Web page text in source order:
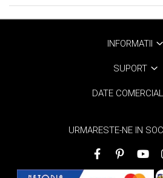
INFORMATII
SUPORT
DATE
URMARESTE-NE IN